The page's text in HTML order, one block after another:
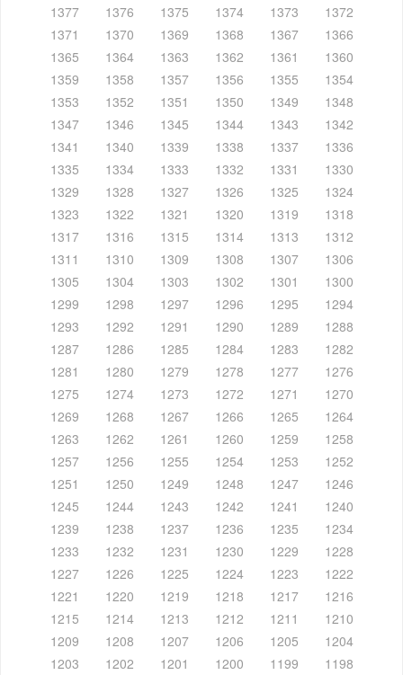
1377
1376 1375 1374 1373
1372
1371
1370 1369 1368 1367
1366
1365
1364 1363 1362 1361
1360
1359
1358 1357 1356 1355
1354
1353
1352 1351 1350 1349
1348
1347
1346 1345 1344 1343
1342
1341
1340 1339 1338 1337
1336
1335
1334 1333 1332 1331
1330
1329
1328 1327 1326 1325
1324
1323
1322 1321 1320 1319
1318
1317
1316 1315 1314 1313
1312
1311
1310 1309 1308 1307
1306
1305
1304 1303 1302 1301
1300
1299
1298 1297 1296 1295
1294
1293
1292 1291 1290 1289
1288
1287
1286 1285 1284 1283
1282
1281
1280 1279 1278 1277
1276
1275
1274 1273 1272 1271
1270
1269
1268 1267 1266 1265
1264
1263
1262 1261 1260 1259
1258
1257
1256 1255 1254 1253
1252
1251
1250 1249 1248 1247
1246
1245
1244 1243 1242 1241
1240
1239
1238 1237 1236 1235
1234
1233
1232 1231 1230 1229
1228
1227
1226 1225 1224 1223
1222
1221
1220 1219 1218 1217
1216
1215
1214 1213 1212 1211
1210
1209
1208 1207 1206 1205
1204
1203
1202 1201 1200 1199
1198